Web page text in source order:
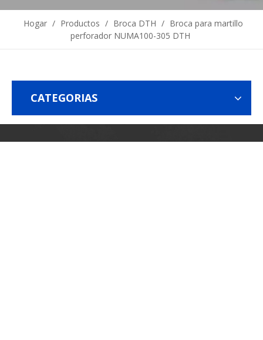
Hogar / Productos / Broca DTH / Broca para martillo
perforador NUMA100-305 DTH
CATEGORIAS